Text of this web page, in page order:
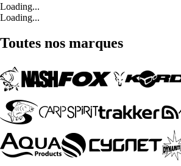
Loading...
Loading...
Toutes nos marques